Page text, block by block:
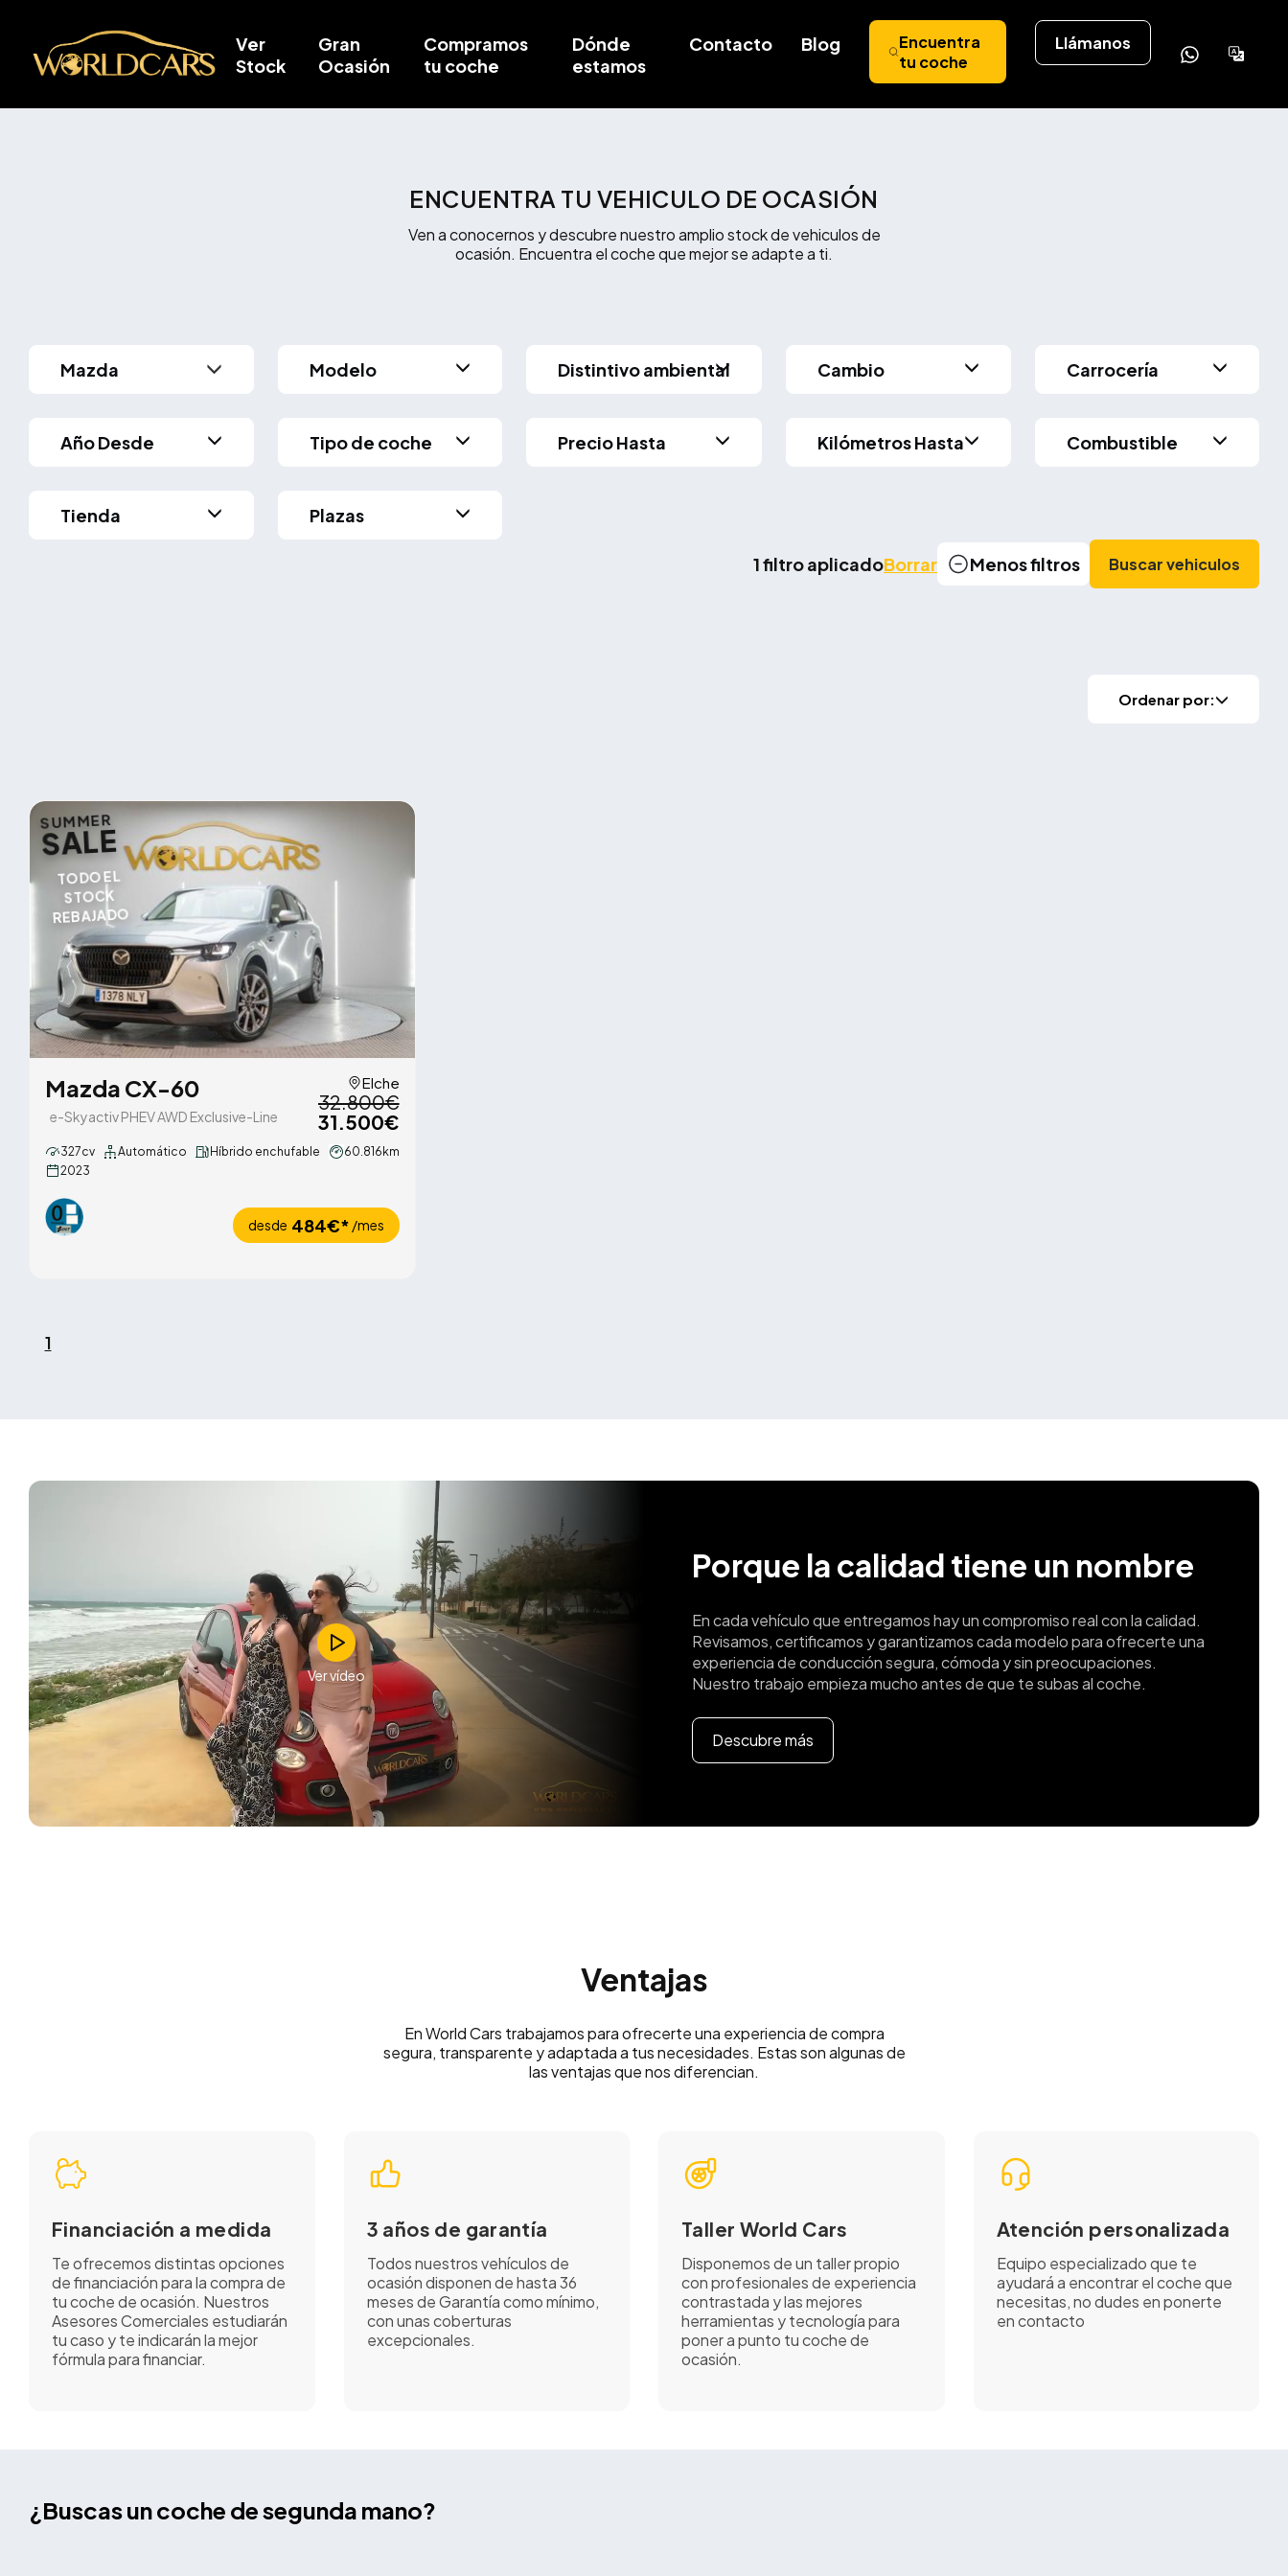
Ver
Stock
Gran
Ocasión
Compramos
tu coche
Dónde
estamos
Contacto Blog
Encuentra
tu coche
Llámanos
ENCUENTRA TU VEHICULO DE OCASIÓN
Ven a conocernos y descubre nuestro amplio stock de vehiculos de
ocasión. Encuentra el coche que mejor se adapte a ti.
Modelo Distintivo ambiental Cambio Carrocería
Año Desde Tipo de coche Precio Hasta Kilómetros Hasta Combustible
Tienda Plazas
1 filtro aplicadoBorrar Menos filtros Buscar vehiculos
Ordenar por:
SUMMER
SALE
TODO EL
STOCK
REBAJADO
Mazda CX-60
e-Skyactiv PHEV AWD Exclusive-Line
Elche
32.800€
31.500€
327cv Automático Híbrido enchufable
60.816km
2023
desde 484€* /mes
1
Ver vídeo
Porque la calidad tiene un nombre
En cada vehículo que entregamos hay un compromiso real con la calidad.
Revisamos, certificamos y garantizamos cada modelo para ofrecerte una
experiencia de conducción segura, cómoda y sin preocupaciones.
Nuestro trabajo empieza mucho antes de que te subas al coche.
Descubre más
Ventajas
En World Cars trabajamos para ofrecerte una experiencia de compra
segura, transparente y adaptada a tus necesidades. Estas son algunas de
las ventajas que nos diferencian.
Financiación a medida
Te ofrecemos distintas opciones
de financiación para la compra de
tu coche de ocasión. Nuestros
Asesores Comerciales estudiarán
tu caso y te indicarán la mejor
fórmula para financiar.
3 años de garantía
Todos nuestros vehículos de
ocasión disponen de hasta 36
meses de Garantía como mínimo,
con unas coberturas
excepcionales.
Taller World Cars
Disponemos de un taller propio
con profesionales de experiencia
contrastada y las mejores
herramientas y tecnología para
poner a punto tu coche de
ocasión.
Atención personalizada
Equipo especializado que te
ayudará a encontrar el coche que
necesitas, no dudes en ponerte
en contacto
¿Buscas un coche de segunda mano?